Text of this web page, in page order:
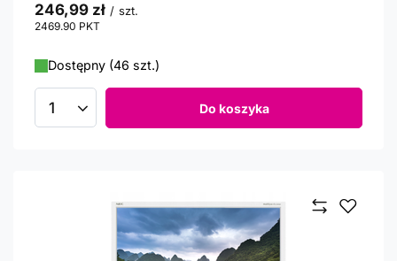
246,99 zł / szt.
2469.90 PKT
Dostępny (46 szt.)
Ilość produktów Do koszyka